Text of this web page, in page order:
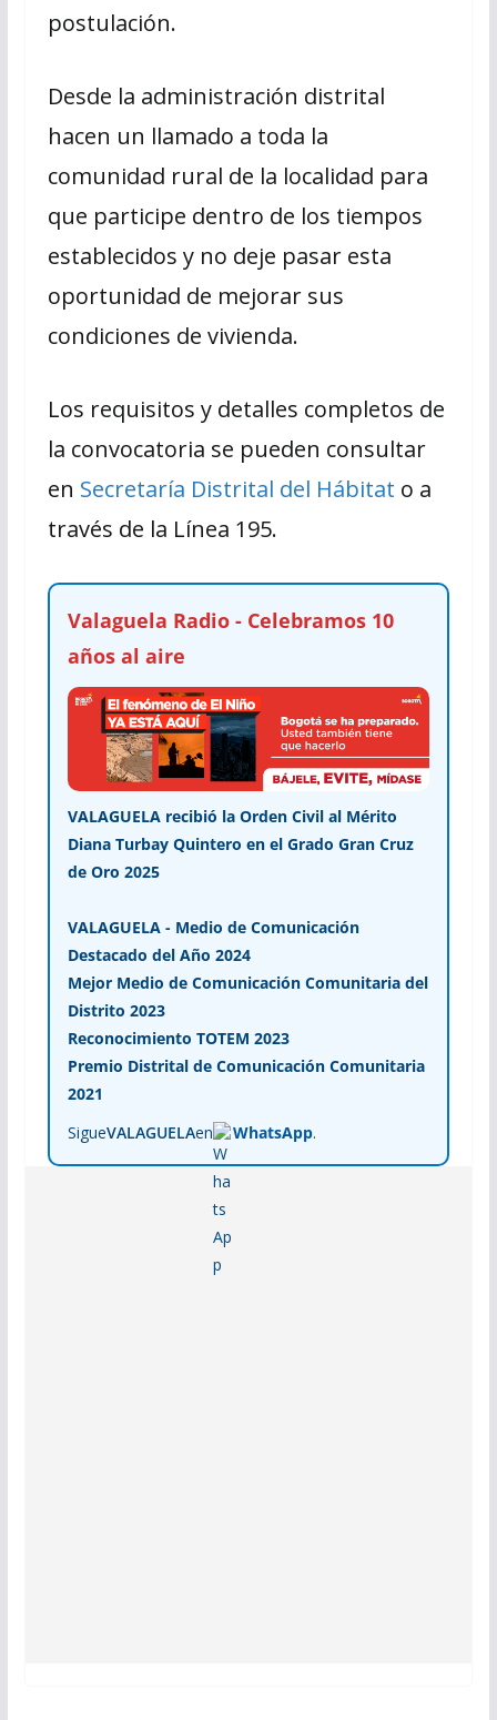
postulación.
Desde la administración distrital
hacen un llamado a toda la
comunidad rural de la localidad para
que participe dentro de los tiempos
establecidos y no deje pasar esta
oportunidad de mejorar sus
condiciones de vivienda.
Los requisitos y detalles completos de
la convocatoria se pueden consultar
en Secretaría Distrital del Hábitat o a
través de la Línea 195.
Valaguela Radio - Celebramos 10
años al aire
VALAGUELA recibió la Orden Civil al Mérito
Diana Turbay Quintero en el Grado Gran Cruz
de Oro 2025
VALAGUELA - Medio de Comunicación
Destacado del Año 2024
Mejor Medio de Comunicación Comunitaria del
Distrito 2023
Reconocimiento TOTEM 2023
Premio Distrital de Comunicación Comunitaria
2021
SigueVALAGUELAen WhatsApp.